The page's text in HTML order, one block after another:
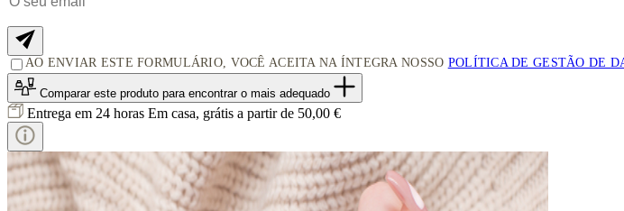
AO ENVIAR ESTE FORMULÁRIO, VOCÊ ACEITA NA ÍNTEGRA NOSSO POLÍTICA DE GESTÃO DE
Comparar este produto para encontrar o mais adequado
Entrega em 24 horas Em casa, grátis a partir de 50,00 €